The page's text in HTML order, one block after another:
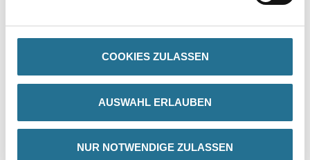
COOKIES ZULASSEN
AUSWAHL ERLAUBEN
NUR NOTWENDIGE ZULASSEN
NMC Adefix Kleber 310ml
u.Verfugungsmater.
3002-000812
Bitte einloggen, um Preise zu